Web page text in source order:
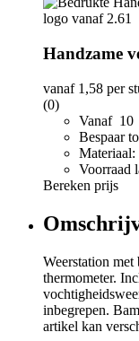
Handzame
vanaf 1,58 per
(0)
Vanaf 10
Bespaar
Voorraad
Bereken prijs
Weerstation
thermometer.
inbegrepen.
artikel kan